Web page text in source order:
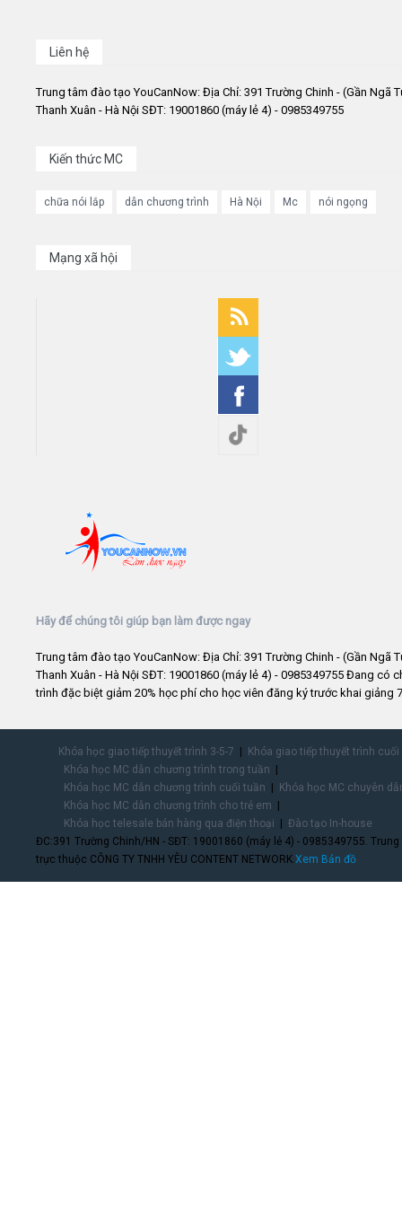
Liên hệ
Trung tâm đào tạo YouCanNow: Địa Chỉ: 391 Trường Chinh - (Gần Ngã
Thanh Xuân - Hà Nội SĐT: 19001860 (máy lẻ 4) - 0985349755
Kiến thức MC
chữa nói lắp dẫn chương trình Hà Nội Mc nói ngọng
Mạng xã hội
Hãy để chúng tôi giúp bạn làm được ngay
Trung tâm đào tạo YouCanNow: Địa Chỉ: 391 Trường Chinh - (Gần Ngã
Thanh Xuân - Hà Nội SĐT: 19001860 (máy lẻ 4) - 0985349755 Đang có
trình đặc biệt giảm 20% học phí cho học viên đăng ký trước khai giảng
Khóa học giao tiếp thuyết trình 3-5-7
Khóa giao tiếp thuyết trình
Khóa học MC dẫn chương trình trong tuần
Khóa học MC dẫn chương trình cuối tuần
Khóa học MC chuyên
Khóa học MC dẫn chương trình cho trẻ em
Khóa học telesale bán hàng qua điện thoại
Đào tạo In-house
ĐC:391 Trường Chinh/HN - SĐT: 19001860 (máy lẻ 4) - 0985349755.
trực thuộc CÔNG TY TNHH YÊU CONTENT NETWORK. Xem Bản đồ